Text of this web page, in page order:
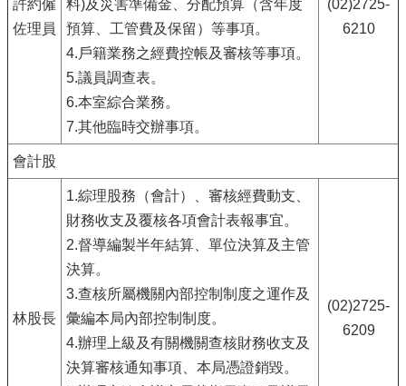
許約僱
佐理員
料)及災害準備金、分配預算（含年度
預算、工管費及保留）等事項。
4.戶籍業務之經費控帳及審核等事項。
5.議員調查表。
6.本室綜合業務。
7.其他臨時交辦事項。
(02)2725-
6210
會計股
林股長
1.綜理股務（會計）、審核經費動支、
財務收支及覆核各項會計表報事宜。
2.督導編製半年結算、單位決算及主管
決算。
3.查核所屬機關內部控制制度之運作及
彙編本局內部控制制度。
4.辦理上級及有關機關查核財務收支及
決算審核通知事項、本局憑證銷毀。
(02)2725-
6209